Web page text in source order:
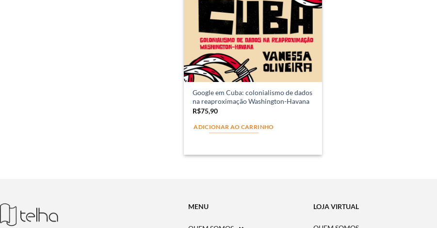
Google em Cuba: colonialismo de dados
na reaproximação Washington-Havana
R$75,90
ADICIONAR AO CARRINHO
MENU LOJA VIRTUAL